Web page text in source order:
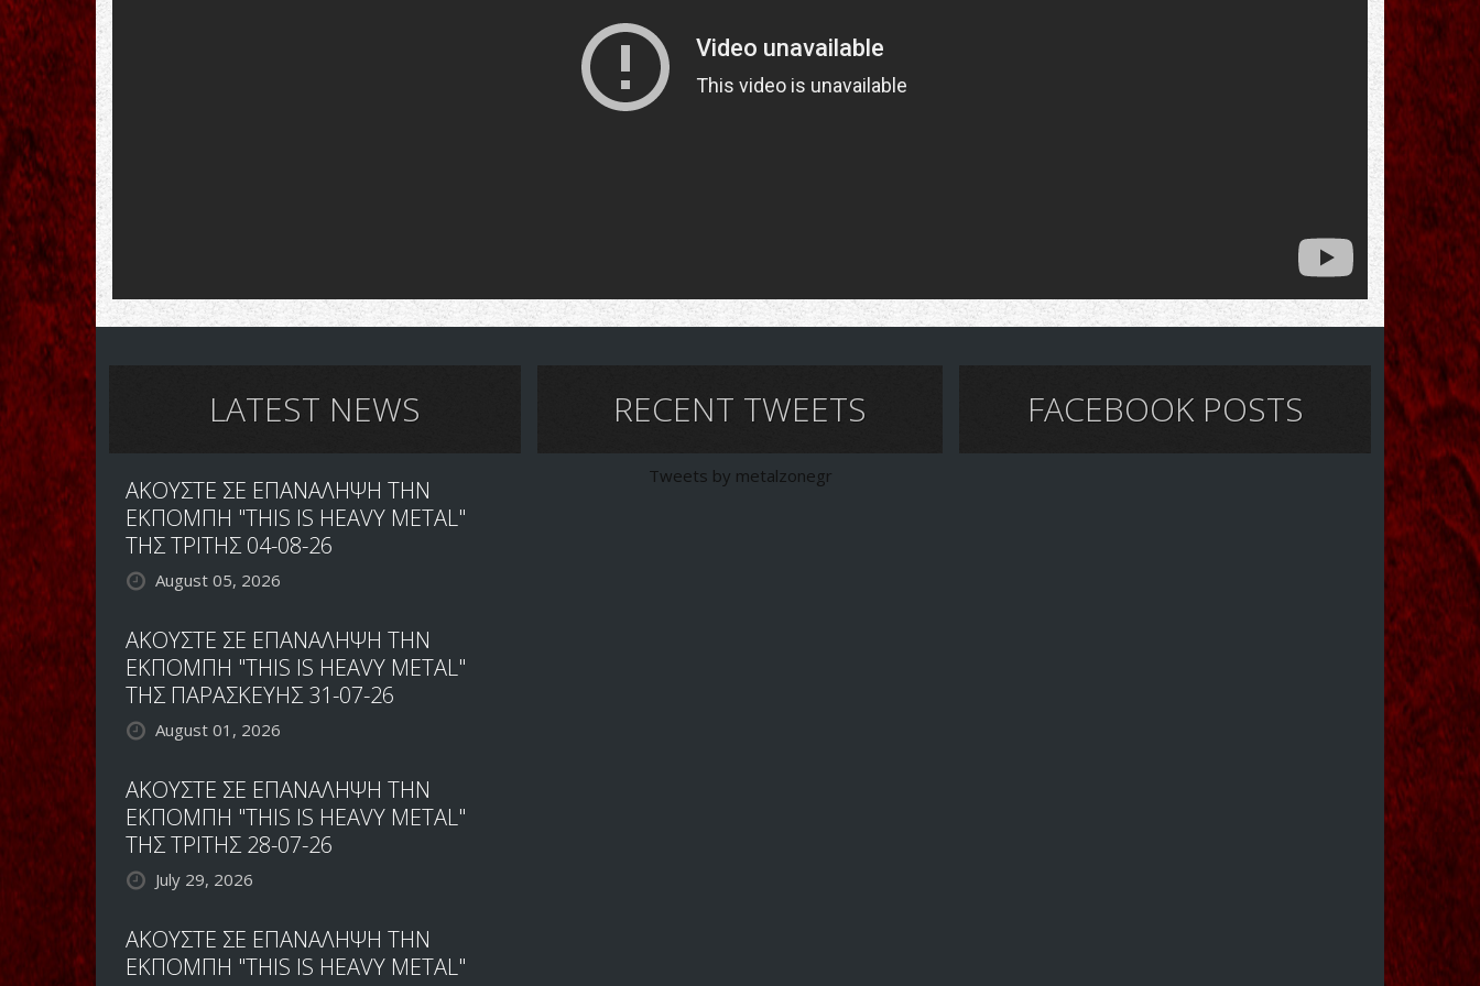
LATEST NEWS
ΑΚΟΥΣΤΕ ΣΕ ΕΠΑΝΑΛΗΨΗ ΤΗΝ
ΕΚΠΟΜΠΗ "THIS IS HEAVY METAL"
ΤΗΣ ΤΡΙΤΗΣ 04-08-26
August 05, 2026
ΑΚΟΥΣΤΕ ΣΕ ΕΠΑΝΑΛΗΨΗ ΤΗΝ
ΕΚΠΟΜΠΗ "THIS IS HEAVY METAL"
ΤΗΣ ΠΑΡΑΣΚΕΥΗΣ 31-07-26
August 01, 2026
ΑΚΟΥΣΤΕ ΣΕ ΕΠΑΝΑΛΗΨΗ ΤΗΝ
ΕΚΠΟΜΠΗ "THIS IS HEAVY METAL"
ΤΗΣ ΤΡΙΤΗΣ 28-07-26
July 29, 2026
ΑΚΟΥΣΤΕ ΣΕ ΕΠΑΝΑΛΗΨΗ ΤΗΝ
ΕΚΠΟΜΠΗ "THIS IS HEAVY METAL"
RECENT TWEETS
Tweets by metalzonegr
FACEBOOK POSTS